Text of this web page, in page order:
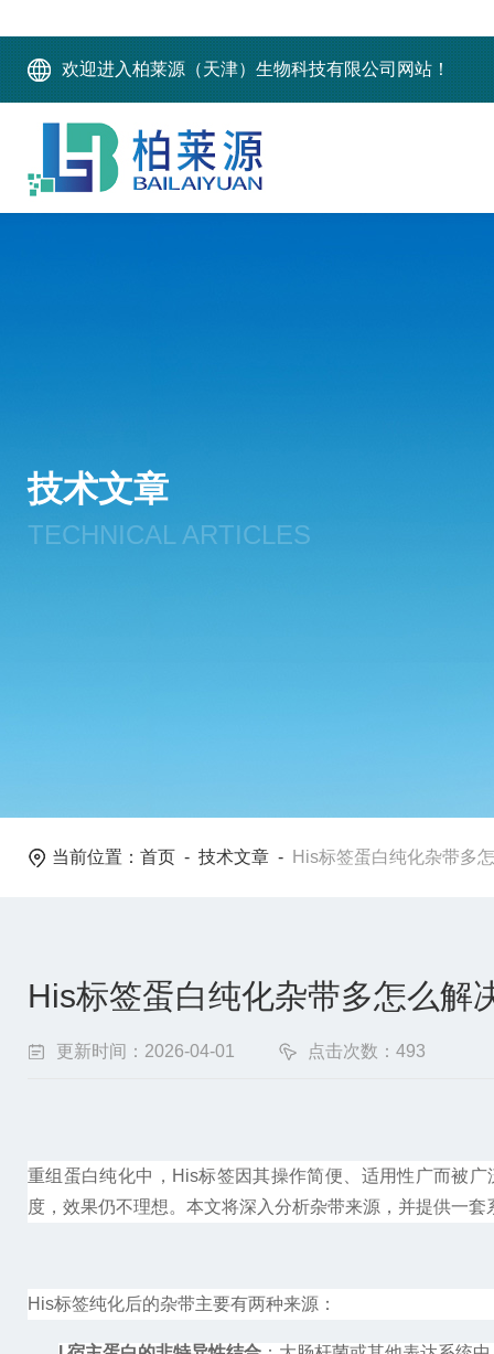
欢迎进入柏莱源（天津）生物科技有限公司网站！
技术文章
TECHNICAL ARTICLES
当前位置： 首页 - 技术文章 - His标签蛋白纯化杂带多
His标签蛋白纯化杂带多怎么解
更新时间：2026-04-01 点击次数：493
重组蛋白纯化中， His标签因其操作简便、适用性广而被
度，效果仍不理想。本文将深入分析杂带来源，并提供一套
His标签纯化后的杂带主要有两种来源：